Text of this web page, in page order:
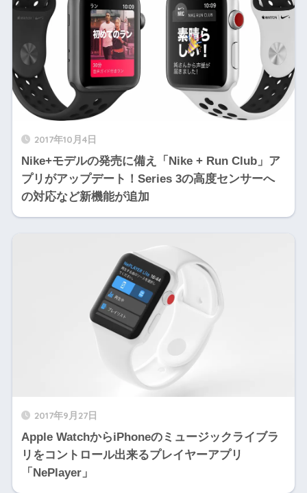
2017年10月4日
Nike+モデルの発売に備え「Nike + Run Club」ア
プリがアップデート！Series 3の高度センサーへ
の対応など新機能が追加
2017年9月27日
Apple WatchからiPhoneのミュージックライブラ
リをコントロール出来るプレイヤーアプリ
「NePlayer」